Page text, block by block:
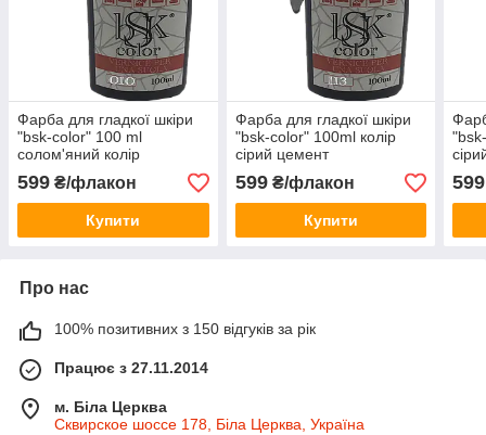
Фарба для гладкої шкіри
"bsk-color" 100 ml
солом'яний колір
599 ₴/флакон
Купити
Фарба для гладкої шкіри
"bsk-color" 100ml колір
сірий цемент
599₴/флакон
Купити
599
Про нас
100% позитивних з 150 відгуків за рік
Працює з 27.11.2014
м. Біла Церква
Сквирское шоссе 178, Біла Церква, Україна